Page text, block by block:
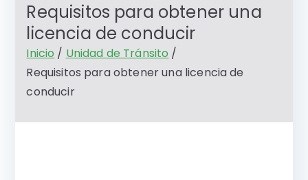
Requisitos para obtener una
licencia de conducir
Inicio
Unidad de Tránsito
Requisitos para obtener una licencia de
conducir